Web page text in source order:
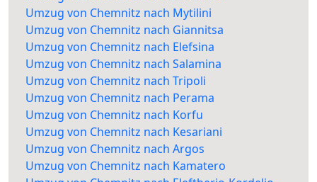
Umzug von Chemnitz nach Mytilini
Umzug von Chemnitz nach Giannitsa
Umzug von Chemnitz nach Elefsina
Umzug von Chemnitz nach Salamina
Umzug von Chemnitz nach Tripoli
Umzug von Chemnitz nach Perama
Umzug von Chemnitz nach Korfu
Umzug von Chemnitz nach Kesariani
Umzug von Chemnitz nach Argos
Umzug von Chemnitz nach Kamatero